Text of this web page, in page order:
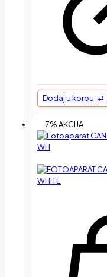
Dodaj u korpu
-7% AKCIJA